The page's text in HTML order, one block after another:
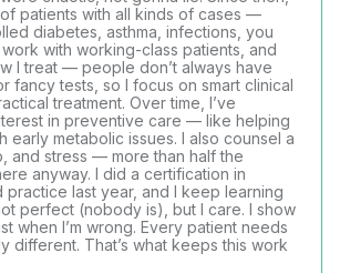
of patients with all kinds of cases —
diabetes, asthma, infections, you
work with working-class patients, and
I treat — people don’t always have
fancy tests, so I focus on smart clinical
treatment. Over time, I’ve
in preventive care — like helping
early metabolic issues. I also counsel a
and stress — more than half the
anyway. I did a certification in
last year, and I keep learning
perfect (nobody is), but I care. I show
when I’m wrong. Every patient needs
different. That’s what keeps this work